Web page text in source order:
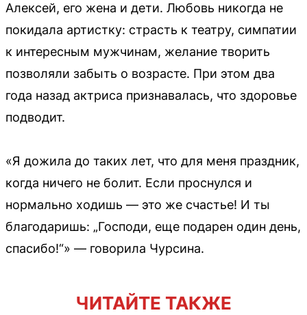
Алексей, его жена и дети. Любовь никогда не
покидала артистку: страсть к театру, симпатии
к интересным мужчинам, желание творить
позволяли забыть о возрасте. При этом два
года назад актриса признавалась, что здоровье
подводит.
«Я дожила до таких лет, что для меня праздник,
когда ничего не болит. Если проснулся и
нормально ходишь — это же счастье! И ты
благодаришь: „Господи, еще подарен один день,
спасибо!“» — говорила Чурсина.
ЧИТАЙТЕ ТАКЖЕ